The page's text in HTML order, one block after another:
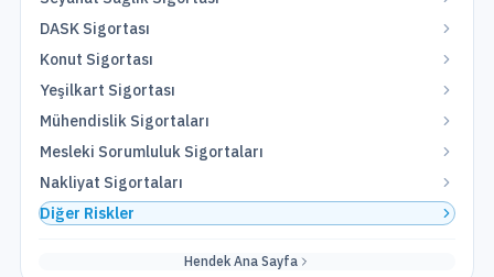
DASK Sigortası
Konut Sigortası
Yeşilkart Sigortası
Mühendislik Sigortaları
Mesleki Sorumluluk Sigortaları
Nakliyat Sigortaları
Diğer Riskler
HendekAna Sayfa